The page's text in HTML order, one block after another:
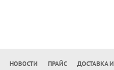
НОВОСТИ ПРАЙС ДОСТАВКА